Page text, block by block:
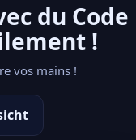
du Code
!
vos mains !